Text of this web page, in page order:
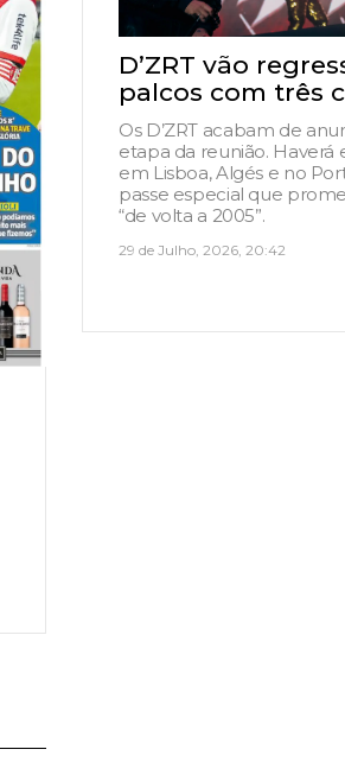
D’ZRT vão
palcos com três
Os D’ZRT acabam de
etapa da reunião. Haverá
em Lisboa, Algés e no
passe especial que
“de volta a 2005”.
29 de Julho, 2026, 20:42